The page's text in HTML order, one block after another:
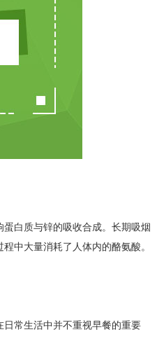
白质与锌的吸收合成。长期吸烟
中大量消耗了人体内的酪氨酸。
常生活中并不重视早餐的重要